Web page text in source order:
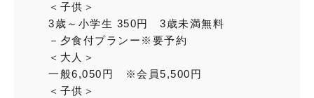
＜子供＞
3歳～小学生 350円 3歳未満無料
－夕食付プランー※要予約
＜大人＞
一般6,050円 ※会員5,500円
＜子供＞